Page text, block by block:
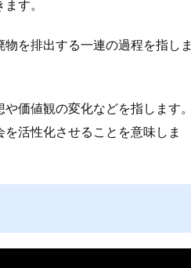
す。
を排出する一連の過程を指しま
価値観の変化などを指します。
活性化させることを意味しま